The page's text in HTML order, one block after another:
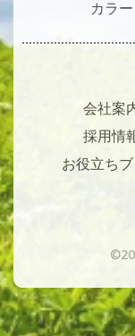
カラー
会社案
採用情
お役立ち